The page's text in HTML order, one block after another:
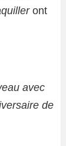
ont
avec
de